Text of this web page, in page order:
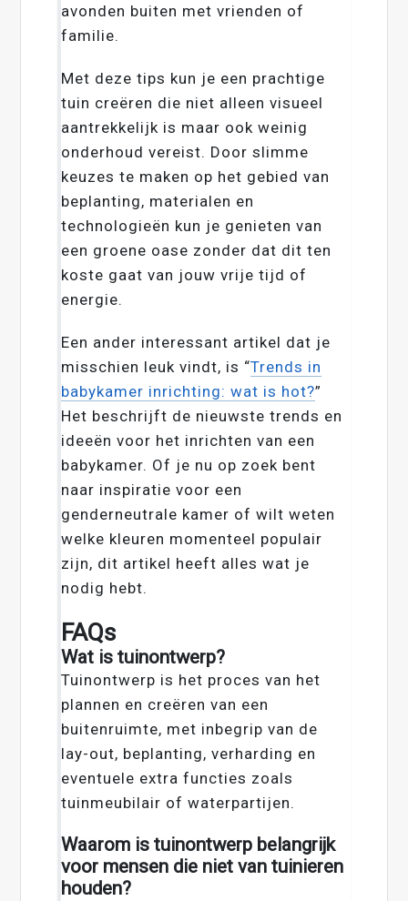
avonden buiten met vrienden of
familie.
Met deze tips kun je een prachtige
tuin creëren die niet alleen visueel
aantrekkelijk is maar ook weinig
onderhoud vereist. Door slimme
keuzes te maken op het gebied van
beplanting, materialen en
technologieën kun je genieten van
een groene oase zonder dat dit ten
koste gaat van jouw vrije tijd of
energie.
Een ander interessant artikel dat je
misschien leuk vindt, is “Trends in
babykamer inrichting: wat is hot?”
Het beschrijft de nieuwste trends en
ideeën voor het inrichten van een
babykamer. Of je nu op zoek bent
naar inspiratie voor een
genderneutrale kamer of wilt weten
welke kleuren momenteel populair
zijn, dit artikel heeft alles wat je
nodig hebt.
FAQs
Wat is tuinontwerp?
Tuinontwerp is het proces van het
plannen en creëren van een
buitenruimte, met inbegrip van de
lay-out, beplanting, verharding en
eventuele extra functies zoals
tuinmeubilair of waterpartijen.
Waarom is tuinontwerp belangrijk
voor mensen die niet van tuinieren
houden?